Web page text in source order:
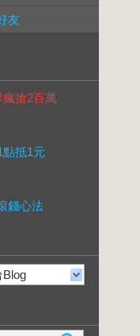
友
瘋搶2百萬
點抵1元
錢心法
Blog